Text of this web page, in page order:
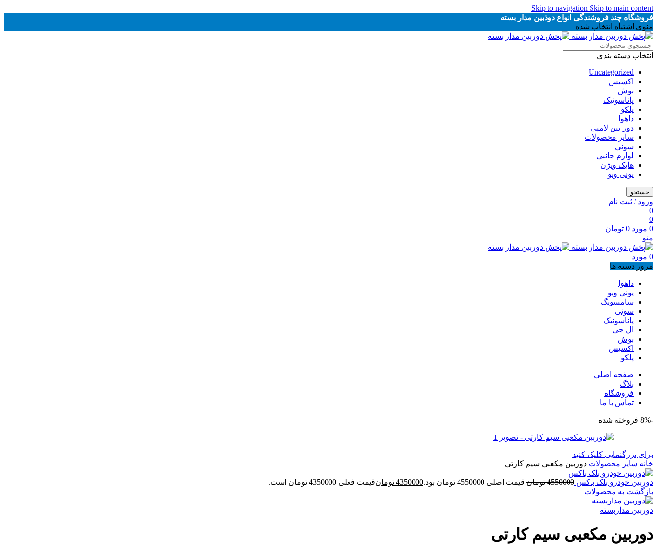
Skip to navigation Skip to main content
فروشگاه چند فروشندگی انواع دوذبین مدار بسته
منوی اشتباه انتخاب شده
انتخاب دسته بندی
Uncategorized
اکسیس
بوش
پاناسونیک
پلکو
داهوا
دور بین لامپی
سایر محصولات
سونی
لوازم جانبی
هایک ویژن
یونی ویو
جستجو
ورود / ثبت نام
0
0
0 مورد 0 تومان
منو
0 مورد
مرور دسته ها
داهوا
یونی ویو
سامسونگ
سونی
پاناسونیک
ال جی
بوش
اکسیس
پلکو
صفحه اصلی
بلاگ
فروشگاه
تماس با ما
-8% فروخته شده
برای بزرگنمایی کلیک کنید
خانه سایر محصولات دوربین مکعبی سیم کارتی
دوربین خودرو بلک باکس 4550000 تومان قیمت اصلی 4550000 تومان بود. 4350000 تومانقیمت فعلی 4350000 تومان است.
بازگشت به محصولات
دوربین مداربسته
دوربین مکعبی سیم کارتی